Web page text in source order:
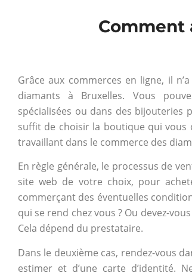
Comment
Grâce aux commerces en ligne, il
diamants à Bruxelles. Vous
spécialisées ou dans des bijouteries
suffit de choisir la boutique qui vous
travaillant dans le commerce des
En règle générale, le processus de
site web de votre choix, pour
commerçant des éventuelles
qui se rend chez vous ? Ou devez-
Cela dépend du prestataire.
Dans le deuxième cas, rendez-vous
estimer et d’une carte d’identité.